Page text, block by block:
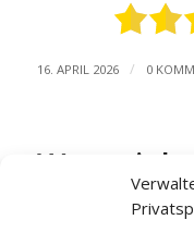
16. APRIL 2026 / 0
Wenn ich